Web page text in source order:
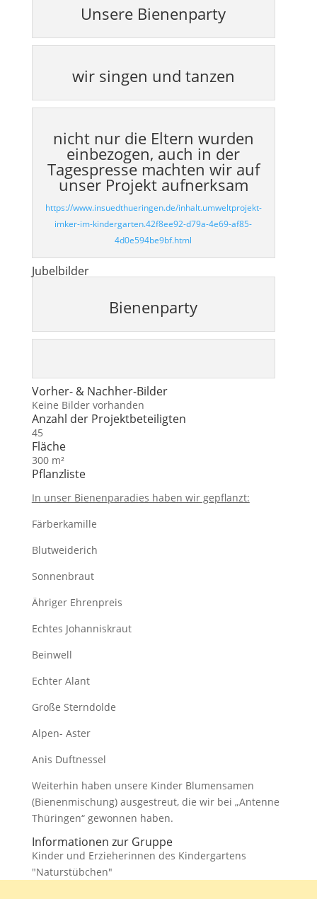
Unsere Bienenparty
wir singen und tanzen
nicht nur die Eltern wurden
einbezogen, auch in der
Tagespresse machten wir auf
unser Projekt aufnerksam
https://www.insuedthueringen.de/inhalt.umweltprojekt-
imker-im-kindergarten.42f8ee92-d79a-4e69-af85-
4d0e594be9bf.html
Jubelbilder
Bienenparty
Vorher- & Nachher-Bilder
Keine Bilder vorhanden
Anzahl der Projektbeteiligten
45
Fläche
300 m²
Pflanzliste
In unser Bienenparadies haben wir gepflanzt:
Färberkamille
Blutweiderich
Sonnenbraut
Ähriger Ehrenpreis
Echtes Johanniskraut
Beinwell
Echter Alant
Große Sterndolde
Alpen- Aster
Anis Duftnessel
Weiterhin haben unsere Kinder Blumensamen
(Bienenmischung) ausgestreut, die wir bei „Antenne
Thüringen“ gewonnen haben.
Informationen zur Gruppe
Kinder und Erzieherinnen des Kindergartens
"Naturstübchen"